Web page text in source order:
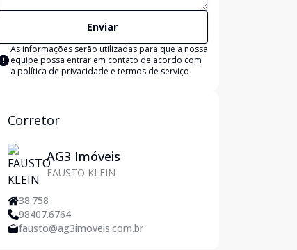
Enviar
As informações serão utilizadas para que a nossa
equipe possa entrar em contato de acordo com
a política de privacidade e termos de serviço
Corretor
AG3 Imóveis
FAUSTO KLEIN
38.758
98407.6764
fausto@ag3imoveis.com.br